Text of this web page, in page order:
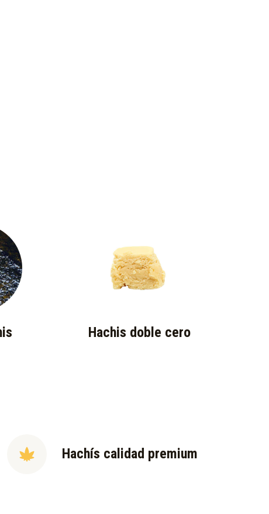
Hachis doble cero
Hachís calidad premium